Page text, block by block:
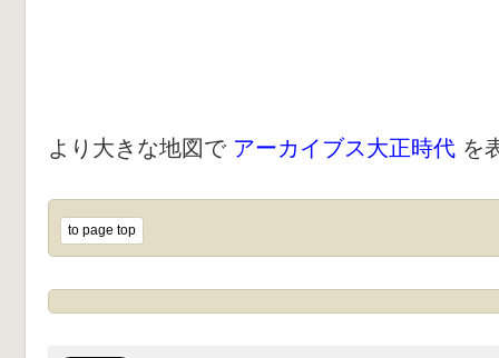
より大きな地図で アーカイブス大正時代 を
to page top